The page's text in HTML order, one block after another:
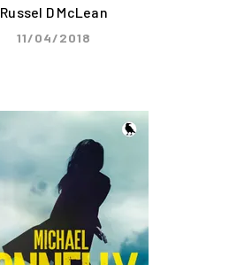
Russel D McLean
11/04/2018